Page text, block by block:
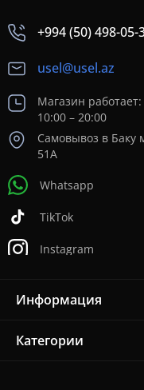
+994 (50) 498-05-
usel@usel.az
Магазин работает:
10:00 – 20:00
Самовывоз в Баку
51А
Whatsapp
TikTok
Instagram
Информация
Категории